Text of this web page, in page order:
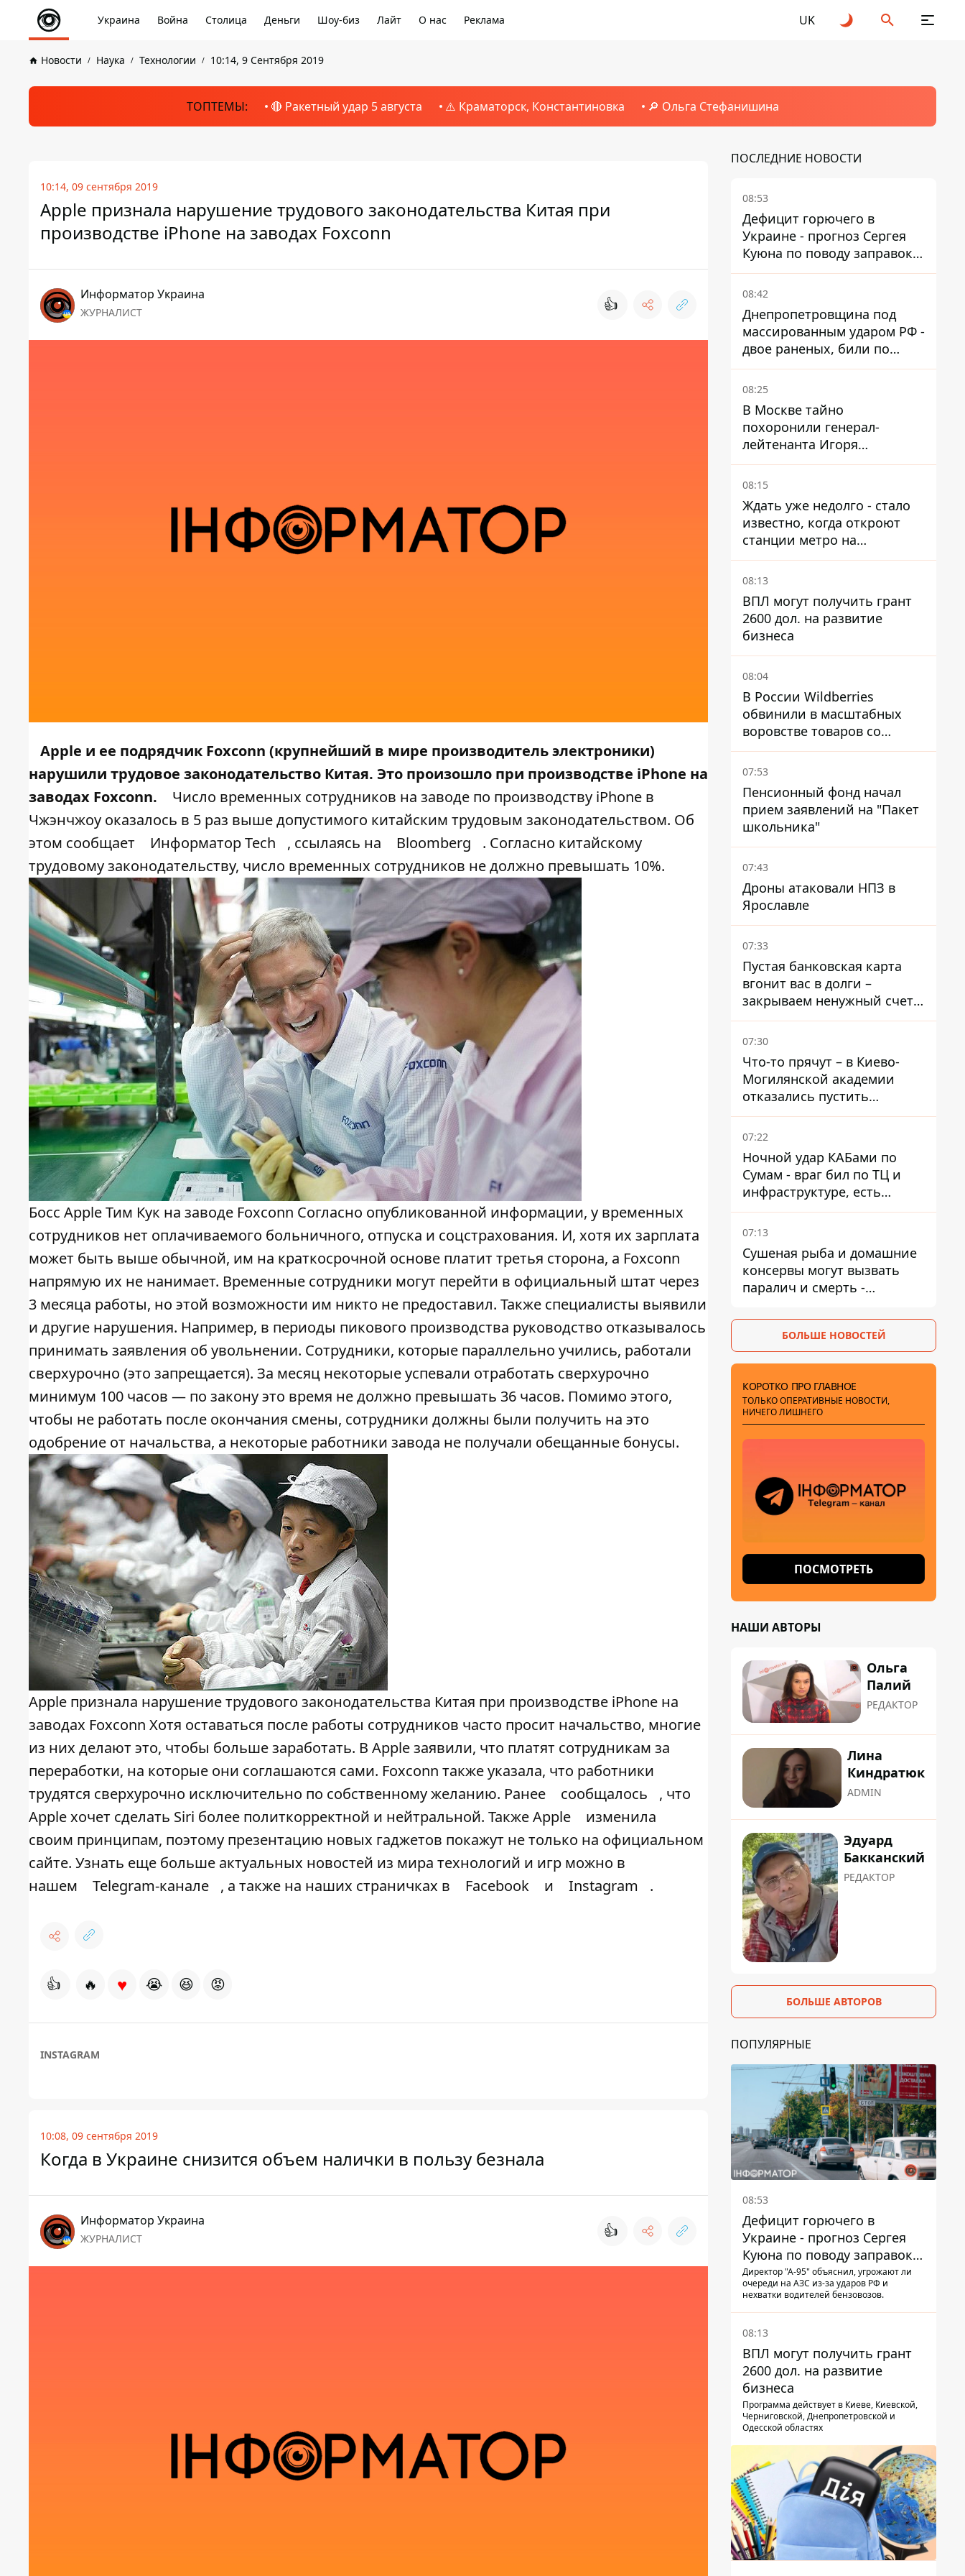
Украина Война Столица Деньги Шоу-биз Лайт О нас Реклама UK
Новости Наука Технологии 10:14, 9 Сентября 2019
ТОПТЕМЫ: 🔴 Ракетный удар 5 августа ⚠️ Краматорск, Константиновка 🔎 Ольга Стефанишина
10:14, 09 сентября 2019
Apple признала нарушение трудового законодательства Китая при
производстве iPhone на заводах Foxconn
Информатор Украина
ЖУРНАЛИСТ 👍
Apple и ее подрядчик Foxconn (крупнейший в мире производитель электроники)
нарушили трудовое законодательство Китая. Это произошло при производстве iPhone на
заводах Foxconn.
Число временных сотрудников на заводе по производству iPhone в
Чжэнчжоу оказалось в 5 раз выше допустимого китайским трудовым законодательством. Об
этом сообщает
Информатор Tech , ссылаясь на Bloomberg
. Согласно китайскому
трудовому законодательству, число временных сотрудников не должно превышать 10%.
Босс Apple Тим Кук на заводе Foxconn Согласно опубликованной информации, у временных
сотрудников нет оплачиваемого больничного, отпуска и соцстрахования. И, хотя их зарплата
может быть выше обычной, им на краткосрочной основе платит третья сторона, а Foxconn
напрямую их не нанимает. Временные сотрудники могут перейти в официальный штат через
3 месяца работы, но этой возможности им никто не предоставил. Также специалисты выявили
и другие нарушения. Например, в периоды пикового производства руководство отказывалось
принимать заявления об увольнении. Сотрудники, которые параллельно учились, работали
сверхурочно (это запрещается). За месяц некоторые успевали отработать сверхурочно
минимум 100 часов — по закону это время не должно превышать 36 часов. Помимо этого,
чтобы не работать после окончания смены, сотрудники должны были получить на это
одобрение от начальства, а некоторые работники завода не получали обещанные бонусы.
Apple признала нарушение трудового законодательства Китая при производстве iPhone на
заводах Foxconn Хотя оставаться после работы сотрудников часто просит начальство, многие
из них делают это, чтобы больше заработать. В Apple заявили, что платят сотрудникам за
переработки, на которые они соглашаются сами. Foxconn также указала, что работники
трудятся сверхурочно исключительно по собственному желанию. Ранее
сообщалось
, что
Apple хочет сделать Siri более политкорректной и нейтральной. Также Apple
изменила
своим принципам, поэтому презентацию новых гаджетов покажут не только на официальном
сайте. Узнать еще больше актуальных новостей из мира технологий и игр можно в
нашем
Telegram-канале , а также на наших страничках в Facebook и Instagram .
👍 🔥 ♥ 😭 😆 😡
INSTAGRAM
10:08, 09 сентября 2019
Когда в Украине снизится объем налички в пользу безнала
Информатор Украина
ЖУРНАЛИСТ 👍
ПОСЛЕДНИЕ НОВОСТИ
08:53
Дефицит горючего в
Украине - прогноз Сергея
Куюна по поводу заправок и
очередей
08:42
Днепропетровщина под
массированным ударом РФ -
двое раненых, били по
Никопольщине и
Синельниковщине
08:25
В Москве тайно
похоронили генерал-
лейтенанта Игоря
Иерусалимова – мог
погибнуть от взрыва в
08:15
Ждать уже недолго - стало
известно, когда откроют
станции метро на
Виноградаре
08:13
ВПЛ могут получить грант
2600 дол. на развитие
бизнеса
08:04
В России Wildberries
обвинили в масштабных
воровстве товаров со
складов
07:53
Пенсионный фонд начал
прием заявлений на "Пакет
школьника"
07:43
Дроны атаковали НПЗ в
Ярославле
07:33
Пустая банковская карта
вгонит вас в долги –
закрываем ненужный счет
правильно
07:30
Что-то прячут – в Киево-
Могилянской академии
отказались пустить
комиссию по охране
памятников на территорию
07:22
Ночной удар КАБами по
Сумам - враг бил по ТЦ и
инфраструктуре, есть
ранены
07:13
Сушеная рыба и домашние
консервы могут вызвать
паралич и смерть -
предупреждает о ботулизме
БОЛЬШЕ НОВОСТЕЙ
КОРОТКО ПРО ГЛАВНОЕ
ТОЛЬКО ОПЕРАТИВНЫЕ НОВОСТИ,
НИЧЕГО ЛИШНЕГО
ПОСМОТРЕТЬ
НАШИ АВТОРЫ
Ольга
Палий
РЕДАКТОР
Лина
Киндратюк
ADMIN
Эдуард
Бакканский
РЕДАКТОР
БОЛЬШЕ АВТОРОВ
ПОПУЛЯРНЫЕ
08:53
Дефицит горючего в
Украине - прогноз Сергея
Куюна по поводу заправок и
очередей
Директор "А-95" объяснил, угрожают ли
очереди на АЗС из-за ударов РФ и
нехватки водителей бензовозов.
08:13
ВПЛ могут получить грант
2600 дол. на развитие
бизнеса
Программа действует в Киеве, Киевской,
Черниговской, Днепропетровской и
Одесской областях